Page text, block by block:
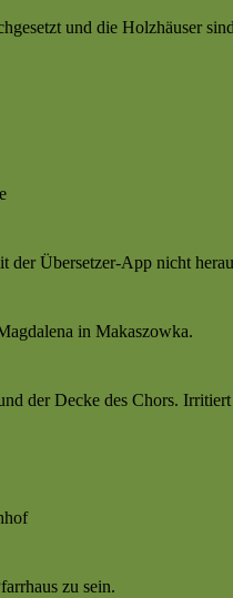
und die Holzhäuser
Übersetzer-App nicht
in Makaszowka.
der Decke des Chors.
zu sein.